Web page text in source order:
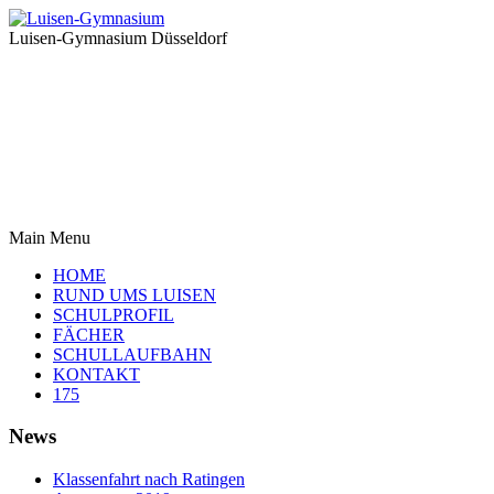
Luisen-Gymnasium Düsseldorf
Main Menu
HOME
RUND UMS LUISEN
SCHULPROFIL
FÄCHER
SCHULLAUFBAHN
KONTAKT
175
News
Klassenfahrt nach Ratingen